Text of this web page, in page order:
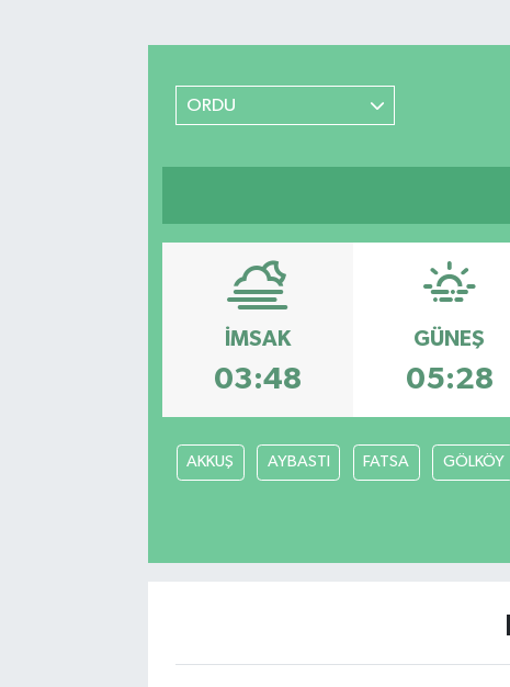
ORDU
İMSAK
03:48
GÜNEŞ
05:28
AKKUŞ AYBASTI FATSA GÖLKÖY